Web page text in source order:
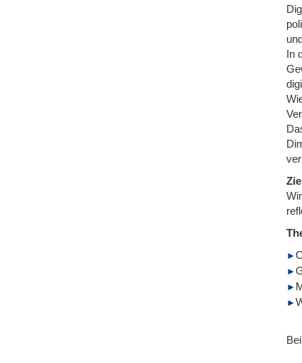
In